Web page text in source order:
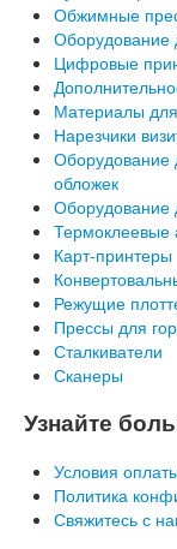
Обжимные
Оборудование
Цифровые
Материалы
Нарезчики
Оборудование
обложек
Оборудование
Термоклеевые
Карт-принтеры
Режущие
Прессы для
Сталкиватели
Сканеры
Узнайте
Условия
Политика
Свяжитесь с